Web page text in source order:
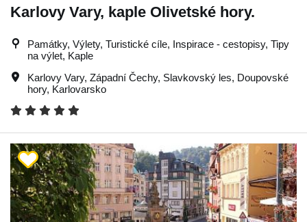
Karlovy Vary, kaple Olivetské hory.
Památky, Výlety, Turistické cíle, Inspirace - cestopisy, Tipy
na výlet, Kaple
Karlovy Vary, Západní Čechy, Slavkovský les, Doupovské
hory, Karlovarsko